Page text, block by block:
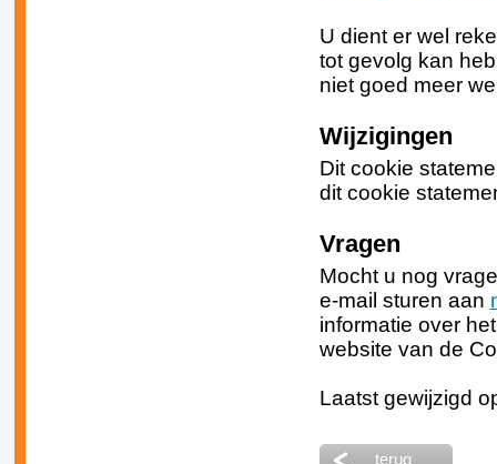
U dient er wel
tot gevolg kan
niet goed meer
Wijzigingen
Dit cookie
dit cookie
Vragen
Mocht u nog
e-mail sturen aan
informatie over
website van de
Laatst gewijzigd
terug